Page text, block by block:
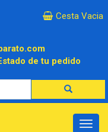
×
Cesta Vacia
de tu pedido